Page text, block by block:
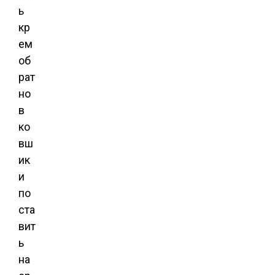
ь
кр
ем
об
рат
но
в
ко
вш
ик
и
по
ста
вит
ь
на